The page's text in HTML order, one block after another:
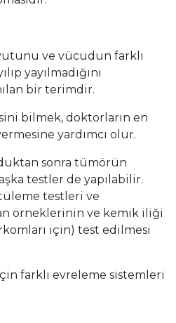
ve vücudun farklı
yayılmadığını
bir terimdir.
bilmek, doktorların en
yardımcı olur.
sonra tümörün
testler de yapılabilir.
testleri ve
örneklerinin ve kemik iliği
için) test edilmesi
farklı evreleme sistemleri